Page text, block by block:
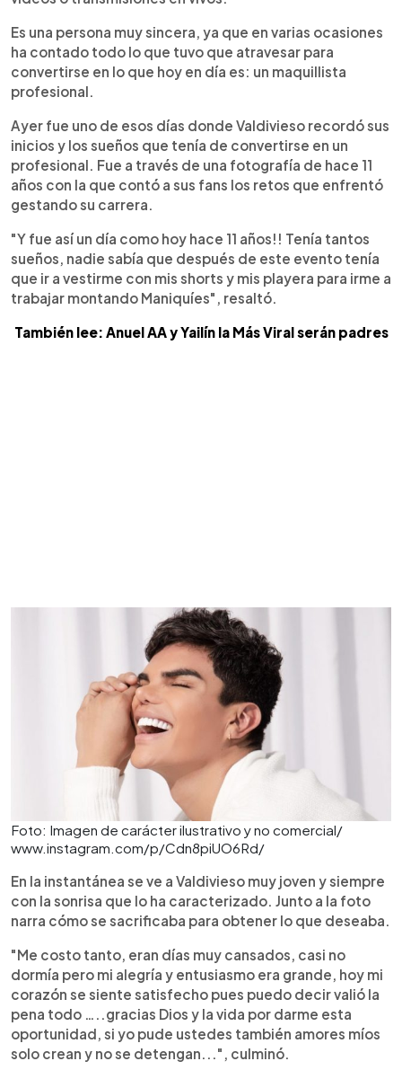
Es una persona muy sincera, ya que en varias ocasiones
ha contado todo lo que tuvo que atravesar para
convertirse en lo que hoy en día es: un maquillista
profesional.
Ayer fue uno de esos días donde Valdivieso recordó sus
inicios y los sueños que tenía de convertirse en un
profesional. Fue a través de una fotografía de hace 11
años con la que contó a sus fans los retos que enfrentó
gestando su carrera.
"Y fue así un día como hoy hace 11 años!! Tenía tantos
sueños, nadie sabía que después de este evento tenía
que ir a vestirme con mis shorts y mis playera para irme a
trabajar montando Maniquíes", resaltó.
También lee: Anuel AA y Yailín la Más Viral serán padres
Foto: Imagen de carácter ilustrativo y no comercial/
www.instagram.com/p/Cdn8piUO6Rd/
En la instantánea se ve a Valdivieso muy joven y siempre
con la sonrisa que lo ha caracterizado. Junto a la foto
narra cómo se sacrificaba para obtener lo que deseaba.
"Me costo tanto, eran días muy cansados, casi no
dormía pero mi alegría y entusiasmo era grande, hoy mi
corazón se siente satisfecho pues puedo decir valió la
pena todo …..gracias Dios y la vida por darme esta
oportunidad, si yo pude ustedes también amores míos
solo crean y no se detengan...", culminó.